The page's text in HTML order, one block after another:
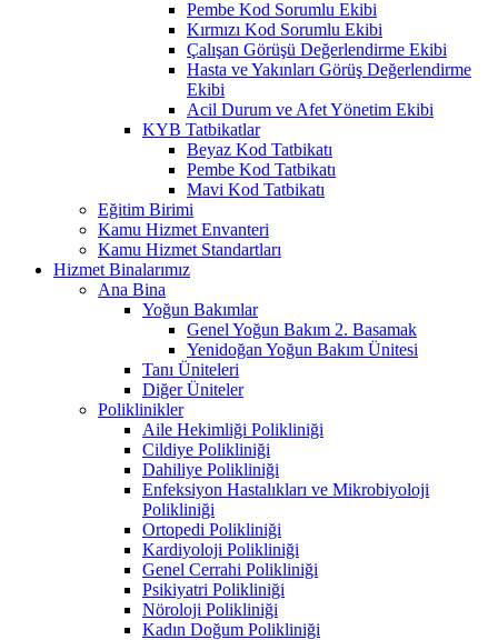
Pembe Kod Sorumlu Ekibi
Kırmızı Kod Sorumlu Ekibi
Çalışan Görüşü Değerlendirme Ekibi
Hasta ve Yakınları Görüş Değerlendirme
Ekibi
Acil Durum ve Afet Yönetim Ekibi
KYB Tatbikatlar
Beyaz Kod Tatbikatı
Pembe Kod Tatbikatı
Mavi Kod Tatbikatı
Eğitim Birimi
Kamu Hizmet Envanteri
Kamu Hizmet Standartları
Hizmet Binalarımız
Ana Bina
Yoğun Bakımlar
Genel Yoğun Bakım 2. Basamak
Yenidoğan Yoğun Bakım Ünitesi
Tanı Üniteleri
Diğer Üniteler
Poliklinikler
Aile Hekimliği Polikliniği
Cildiye Polikliniği
Dahiliye Polikliniği
Enfeksiyon Hastalıkları ve Mikrobiyoloji
Polikliniği
Ortopedi Polikliniği
Kardiyoloji Polikliniği
Genel Cerrahi Polikliniği
Psikiyatri Polikliniği
Nöroloji Polikliniği
Kadın Doğum Polikliniği